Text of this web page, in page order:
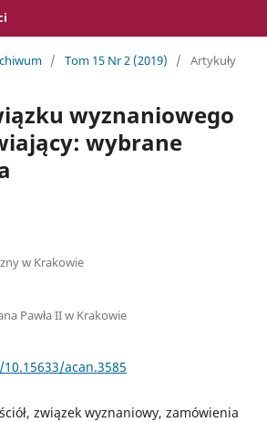
/ Tom 15 Nr 2 (2019) / Artykuły
wyznaniowego
wybrane
w Krakowie
Pawła II w Krakowie
acan.3585
związek wyznaniowy, zamówienia